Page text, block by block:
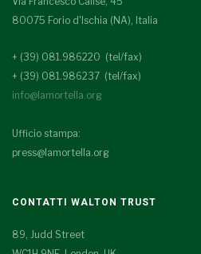
80075 Forio d'Ischia (NA), Italia
+ (39) 081.986220 (tel/fax)
+ (39) 081.986237 (tel/fax)
info@lamortella.org
Ufficio stampa:
press@lamortella.org
CONTATTI WALTON TRUST
89, Judd Street